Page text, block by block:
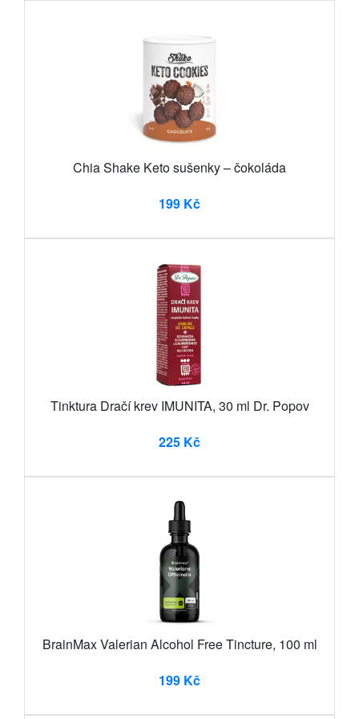
Chia Shake Keto sušenky – čokoláda
199 Kč
Tinktura Dračí krev IMUNITA, 30 ml Dr. Popov
225 Kč
BrainMax Valerian Alcohol Free Tincture, 100 ml
199 Kč